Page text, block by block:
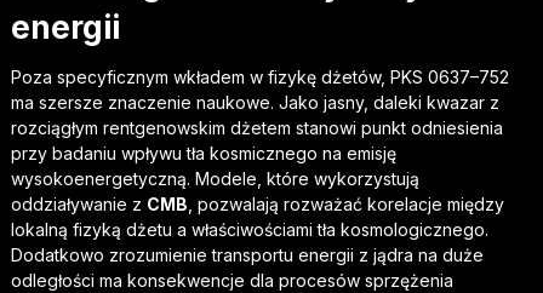
energii
Poza specyficznym wkładem w fizykę dżetów, PKS 0637–752
ma szersze znaczenie naukowe. Jako jasny, daleki kwazar z
rozciągłym rentgenowskim dżetem stanowi punkt odniesienia
przy badaniu wpływu tła kosmicznego na emisję
wysokoenergetyczną. Modele, które wykorzystują
oddziaływanie z CMB , pozwalają rozważać korelacje między
lokalną fizyką dżetu a właściwościami tła kosmologicznego.
Dodatkowo zrozumienie transportu energii z jądra na duże
odległości ma konsekwencje dla procesów sprzężenia